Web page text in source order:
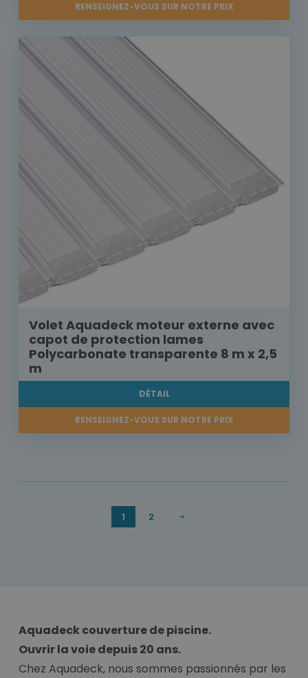
RENSEIGNEZ-VOUS SUR NOTRE PRIX
Volet Aquadeck moteur externe avec
capot de protection lames
Polycarbonate transparente 8 m x 2,5
m
DÉTAIL
RENSEIGNEZ-VOUS SUR NOTRE PRIX
1 2
Aquadeck couverture de piscine.
Ouvrir la voie depuis 20 ans.
Chez Aquadeck, nous sommes passionnés par les